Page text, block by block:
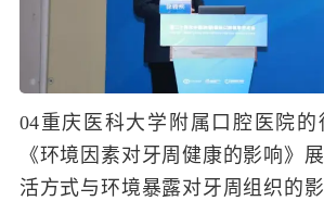
04重庆医科大学附属口腔医院的
《环境因素对牙周健康的影响》
活方式与环境暴露对牙周组织的